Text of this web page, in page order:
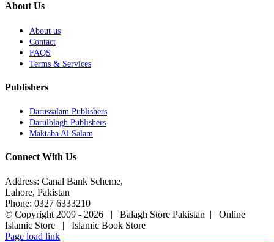
About Us
About us
Contact
FAQS
Terms & Services
Publishers
Darussalam Publishers
Darulblagh Publishers
Maktaba Al Salam
Connect With Us
Address: Canal Bank Scheme,
Lahore, Pakistan
Phone: 0327 6333210
© Copyright 2009 - 2026 | Balagh Store Pakistan | Online
Islamic Store | Islamic Book Store
Page load link